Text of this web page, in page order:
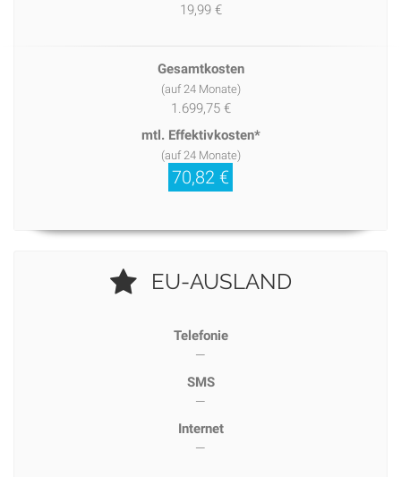
19,99 €
Gesamtkosten
(auf 24 Monate)
1.699,75 €
mtl. Effektivkosten*
(auf 24 Monate)
70,82 €
EU-AUSLAND
Telefonie
—
SMS
—
Internet
—